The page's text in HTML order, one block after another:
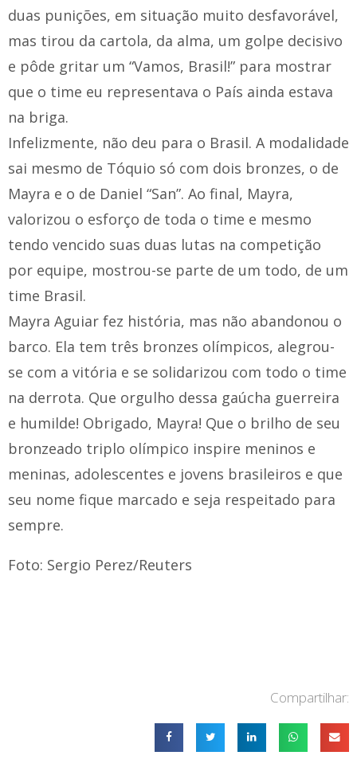
duas punições, em situação muito desfavorável,
mas tirou da cartola, da alma, um golpe decisivo
e pôde gritar um “Vamos, Brasil!” para mostrar
que o time eu representava o País ainda estava
na briga.
Infelizmente, não deu para o Brasil. A modalidade
sai mesmo de Tóquio só com dois bronzes, o de
Mayra e o de Daniel “San”. Ao final, Mayra,
valorizou o esforço de toda o time e mesmo
tendo vencido suas duas lutas na competição
por equipe, mostrou-se parte de um todo, de um
time Brasil.
Mayra Aguiar fez história, mas não abandonou o
barco. Ela tem três bronzes olímpicos, alegrou-
se com a vitória e se solidarizou com todo o time
na derrota. Que orgulho dessa gaúcha guerreira
e humilde! Obrigado, Mayra! Que o brilho de seu
bronzeado triplo olímpico inspire meninos e
meninas, adolescentes e jovens brasileiros e que
seu nome fique marcado e seja respeitado para
sempre.
Foto: Sergio Perez/Reuters
Compartilhar: